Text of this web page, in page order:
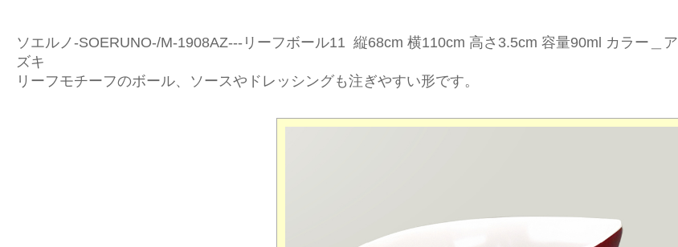
ソエルノ-SOERUNO-/M-1908AZ---リーフボール11 縦68cm 横110cm 高さ3.5cm 容量90ml カラー＿ア
ズキ
リーフモチーフのボール、ソースやドレッシングも注ぎやすい形です。